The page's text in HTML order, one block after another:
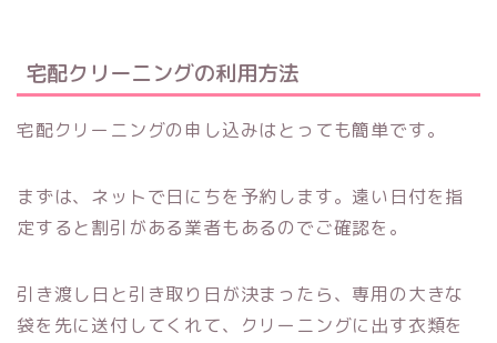
宅配クリーニングの利用方法
宅配クリーニングの申し込みはとっても簡単です。
まずは、ネットで日にちを予約します。遠い日付を指
定すると割引がある業者もあるのでご確認を。
引き渡し日と引き取り日が決まったら、専用の大きな
袋を先に送付してくれて、クリーニングに出す衣類を